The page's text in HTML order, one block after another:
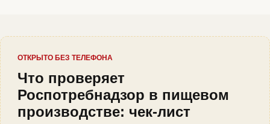
ОТКРЫТО БЕЗ ТЕЛЕФОНА
Что проверяет
Роспотребнадзор в пищевом
производстве: чек-лист